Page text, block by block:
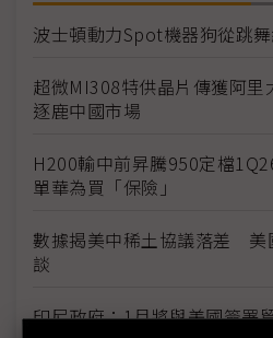
波士頓動力Spot機器狗從跳
超微MI308特供晶片傳獲阿
逐鹿中國市場
H200輸中前昇騰950定檔
單華為買「保險」
數據揭美中稀土協議落差 美
談
印尼政府：1月將與美國簽署